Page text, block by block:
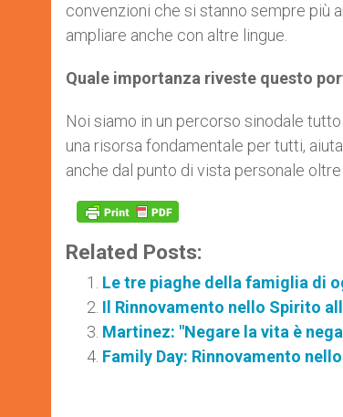
convenzioni che si stanno sempre più
ampliare anche con altre lingue.
Quale importanza riveste questo
Noi siamo in un percorso sinodale
una risorsa fondamentale per tutti,
anche dal punto di vista personale
Related Posts:
Le tre piaghe della famiglia di
Il Rinnovamento nello Spirito
Martinez: "Negare la vita è
Family Day: Rinnovamento